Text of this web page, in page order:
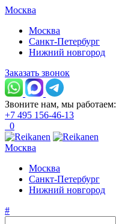
Москва
Москва
Санкт-Петербург
Нижний новгород
Заказать звонок
Звоните нам, мы работаем:
+7 495 156-46-13
0
Москва
Москва
Санкт-Петербург
Нижний новгород
#